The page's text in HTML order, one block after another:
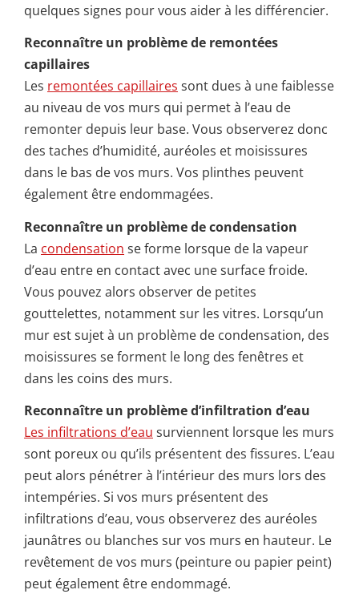
quelques signes pour vous aider à les différencier.
Reconnaître un problème de remontées
capillaires
Les remontées capillaires sont dues à une faiblesse
au niveau de vos murs qui permet à l’eau de
remonter depuis leur base. Vous observerez donc
des taches d’humidité, auréoles et moisissures
dans le bas de vos murs. Vos plinthes peuvent
également être endommagées.
Reconnaître un problème de condensation
La condensation se forme lorsque de la vapeur
d’eau entre en contact avec une surface froide.
Vous pouvez alors observer de petites
gouttelettes, notamment sur les vitres. Lorsqu’un
mur est sujet à un problème de condensation, des
moisissures se forment le long des fenêtres et
dans les coins des murs.
Reconnaître un problème d’infiltration d’eau
Les infiltrations d’eau surviennent lorsque les murs
sont poreux ou qu’ils présentent des fissures. L’eau
peut alors pénétrer à l’intérieur des murs lors des
intempéries. Si vos murs présentent des
infiltrations d’eau, vous observerez des auréoles
jaunâtres ou blanches sur vos murs en hauteur. Le
revêtement de vos murs (peinture ou papier peint)
peut également être endommagé.